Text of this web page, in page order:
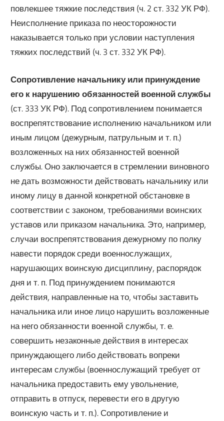
повлекшее тяжкие последствия (ч. 2 ст. 332 УК РФ).
Неисполнение приказа по неосторожности
наказывается только при условии наступления
тяжких последствий (ч. 3 ст. 332 УК РФ).
Сопротивление начальнику или принуждение
его к нарушению обязанностей военной службы
(ст. 333 УК РФ). Под сопротивлением понимается
воспрепятствование исполнению начальником или
иным лицом (дежурным, патрульным и т. п.)
возложенных на них обязанностей военной
службы. Оно заключается в стремлении виновного
не дать возможности действовать начальнику или
иному лицу в данной конкретной обстановке в
соответствии с законом, требованиями воинских
уставов или приказом начальника. Это, например,
случаи воспрепятствования дежурному по полку
навести порядок среди военнослужащих,
нарушающих воинскую дисциплину, распорядок
дня и т. п. Под принуждением понимаются
действия, направленные на то, чтобы заставить
начальника или иное лицо нарушить возложенные
на него обязанности военной службы, т. е.
совершить незаконные действия в интересах
принуждающего либо действовать вопреки
интересам службы (военнослужащий требует от
начальника предоставить ему увольнение,
отправить в отпуск, перевести его в другую
воинскую часть и т. п.). Сопротивление и